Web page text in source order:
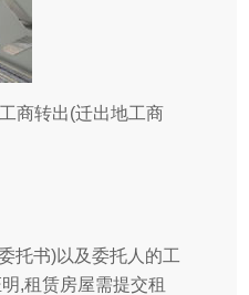
商转出(迁出地工商
托书)以及委托人的工
,租赁房屋需提交租